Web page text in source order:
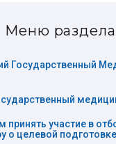
Меню раздела
Государственный
принять участие в
о целевой подготовке